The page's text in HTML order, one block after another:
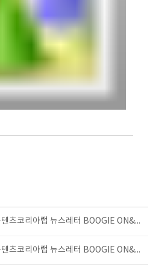
2021 충북콘텐츠코리아랩 뉴스레터 BOOGIE ON&ON 8월호
2021 충북콘텐츠코리아랩 뉴스레터 BOOGIE ON&ON 10월호